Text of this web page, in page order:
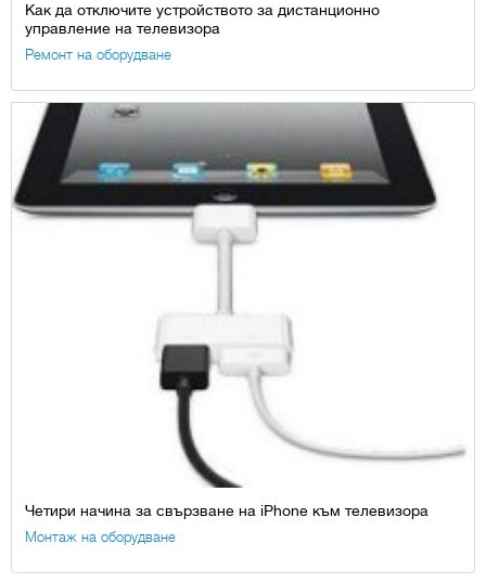
Как да отключите устройството за дистанционно
управление на телевизора
Ремонт на оборудване
Четири начина за свързване на iPhone към телевизора
Монтаж на оборудване